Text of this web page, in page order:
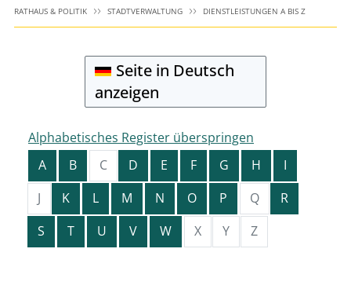
RATHAUS & POLITIK STADTVERWALTUNG DIENSTLEISTUNGEN A BIS Z
Seite in Deutsch
anzeigen
Alphabetisches Register überspringen
A
B C D E F G H
I
J
K L M N O P Q
R
S
T U V W X Y Z